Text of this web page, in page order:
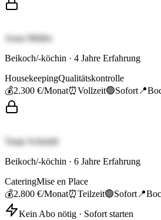
Anna Müller
Beikoch/-köchin · 4 Jahre Erfahrung
HousekeepingQualitätskontrolle
💰2.300 €/Monat⏰Vollzeit🟢Sofort 📍
Tanja Schmidt
Beikoch/-köchin · 6 Jahre Erfahrung
CateringMise en Place
💰2.800 €/Monat⏰Teilzeit🟢Sofort 📍
Kein Abo nötig · Sofort starten